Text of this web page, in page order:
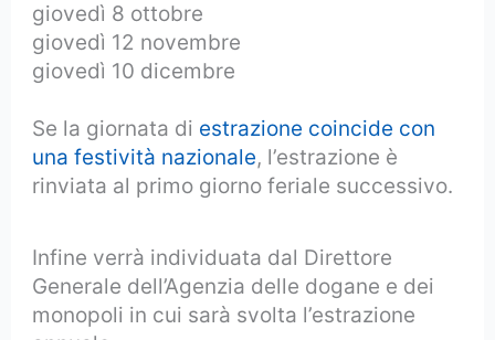
giovedì 8 ottobre
giovedì 12 novembre
giovedì 10 dicembre
Se la giornata di estrazione coincide con
una festività nazionale, l’estrazione è
rinviata al primo giorno feriale successivo.
Infine verrà individuata dal Direttore
Generale dell’Agenzia delle dogane e dei
monopoli in cui sarà svolta l’estrazione